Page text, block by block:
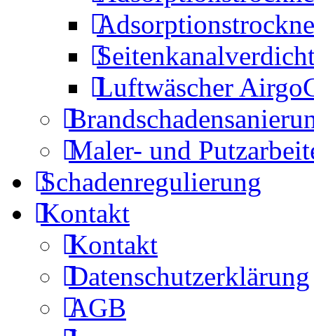
Luftwäscher
Maler- und
Schadenregulierung
Kontakt
Kontakt
Datenschutzerklärung
AGB